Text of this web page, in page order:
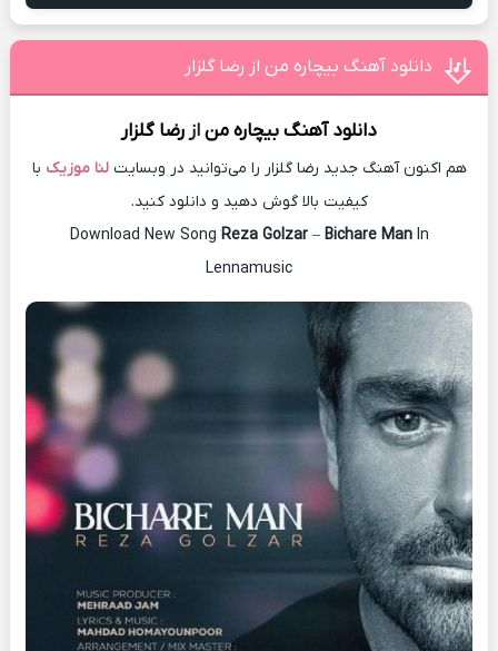
دانلود آهنگ بیچاره من از رضا گلزار
دانلود آهنگبیچاره منازرضا گلزار
هم اکنون آهنگ جدید رضا گلزار را می‌توانید در وبسایتلنا موزیک با
کیفیت بالا گوش دهید و دانلود کنید.
Download New Song Reza Golzar– Bichare ManIn
Lennamusic